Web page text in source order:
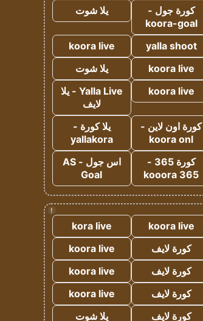
كورة جول -
koora-goal
يلا شوت
yalla shoot
koora live
koora live
يلا شوت
koora live
Yalla Live - يلا
لايف
كورة اون لاين -
koora onl
يلا كورة -
yallakora
كورة 365 -
kooora 365
اس جول - AS
Goal
!
koora live
kora live
كورة لايف
koora live
كورة لايف
koora live
كورة لايف
koora live
كورة لايف
يلا شوت